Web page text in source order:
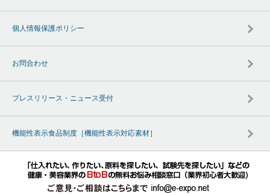
個人情報保護ポリシー
お問合わせ
プレスリリース・ニュース受付
機能性表示食品制度［機能性表示対応素材］